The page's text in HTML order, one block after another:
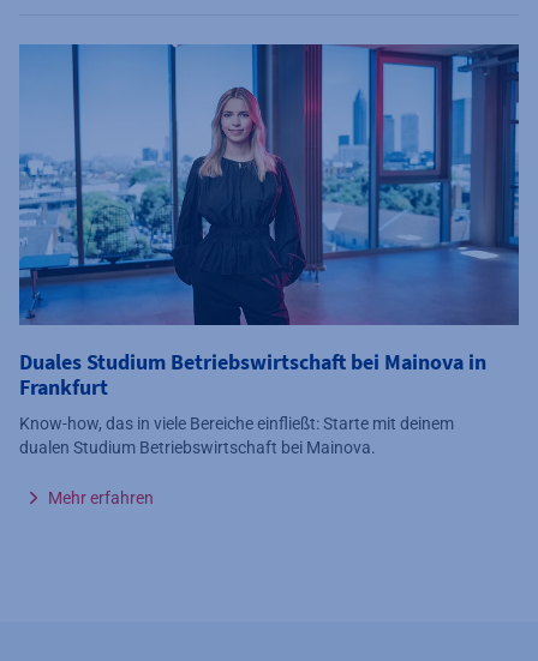
Duales Studium Betriebswirtschaft bei Mainova in
Frankfurt
Know-how, das in viele Bereiche einfließt: Starte mit deinem
dualen Studium Betriebswirtschaft bei Mainova.
Mehr erfahren